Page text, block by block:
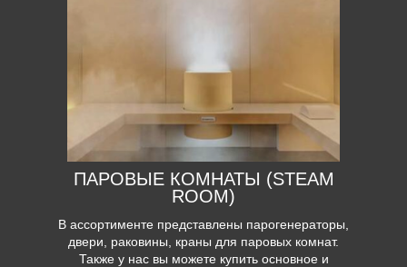
ПАРОВЫЕ КОМНАТЫ (STEAM
ROOM)
В ассортименте представлены парогенераторы,
двери, раковины, краны для паровых комнат.
Также у нас вы можете купить основное и